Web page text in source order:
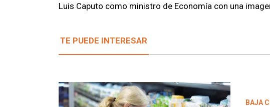
Luis Caputo como ministro de Economía con una
TE PUEDE INTERESAR
BAJA